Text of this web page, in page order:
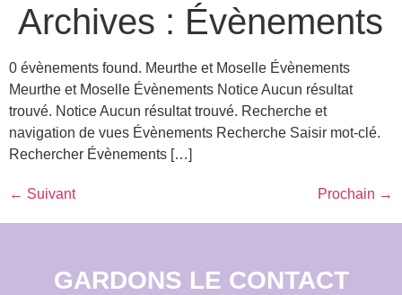
Archives : Évènements
0 évènements found. Meurthe et Moselle Évènements
Meurthe et Moselle Évènements Notice Aucun résultat
trouvé. Notice Aucun résultat trouvé. Recherche et
navigation de vues Évènements Recherche Saisir mot-clé.
Rechercher Évènements […]
← Suivant Prochain →
GARDONS LE CONTACT